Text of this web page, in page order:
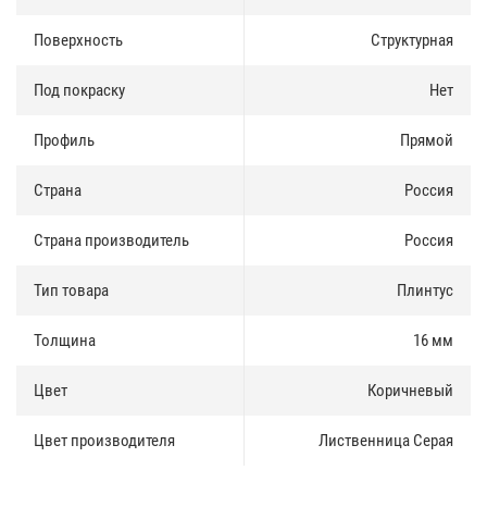
Доставка и оплата
оптом так и в розницу. Купить плинтус можно за наличные и по
ежедневно. Доставка в регионы России осуществляется через
Поверхность Структурная
Под покраску Нет
Профиль Прямой
Страна Россия
Страна производитель Россия
Тип товара Плинтус
Толщина 16 мм
Цвет Коричневый
Цвет производителя Лиственница Серая